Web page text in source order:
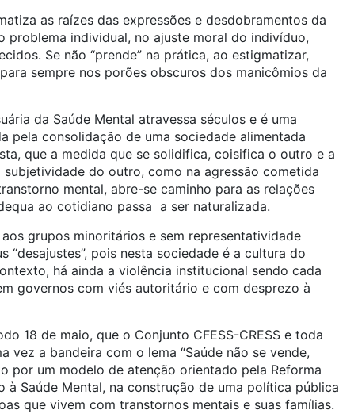
as raízes das expressões e desdobramentos da
individual, no ajuste moral do indivíduo,
Se não “prende” na prática, ao estigmatizar,
sempre nos porões obscuros dos manicômios da
da Saúde Mental atravessa séculos e é uma
pela consolidação de uma sociedade alimentada
que a medida que se solidifica, coisifica o outro e a
do outro, como na agressão cometida
mental, abre-se caminho para as relações
ao cotidiano passa a ser naturalizada.
grupos minoritários e sem representatividade
pois nesta sociedade é a cultura do
há ainda a violência institucional sendo cada
governos com viés autoritário e com desprezo à
18 de maio, que o Conjunto CFESS-CRESS e toda
vez a bandeira com o lema “Saúde não se vende,
por um modelo de atenção orientado pela Reforma
Saúde Mental, na construção de uma política pública
que vivem com transtornos mentais e suas famílias.